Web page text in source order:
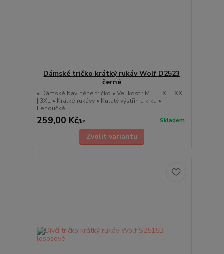
Dámské tričko krátký rukáv Wolf D2523
černé
• Dámské bavlněné tričko • Velikosti: M | L | XL | XXL
| 3XL • Krátké rukávy • Kulatý výstřih u krku •
Lehoučké
259,00 Kč/ks Skladem
Zvolit variantu